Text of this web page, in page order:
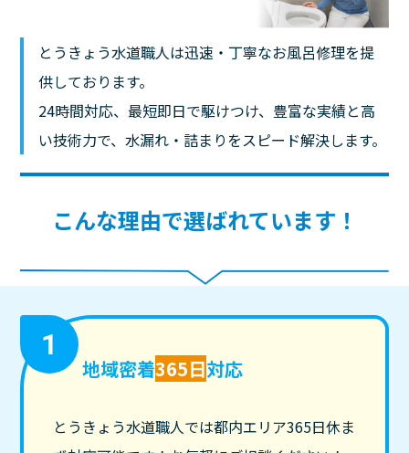
とうきょう水道職人は迅速・丁寧なお風呂修理を提
供しております。
24時間対応、最短即日で駆けつけ、豊富な実績と高
い技術力で、水漏れ・詰まりをスピード解決します。
こんな理由で選ばれています！
1
地域密着365日対応
とうきょう水道職人では都内エリア365日休ま